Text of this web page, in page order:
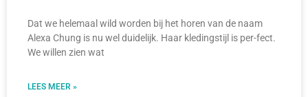
Dat we helemaal wild worden bij het horen van de naam
Alexa Chung is nu wel duidelijk. Haar kledingstijl is per-fect.
We willen zien wat
LEES MEER »